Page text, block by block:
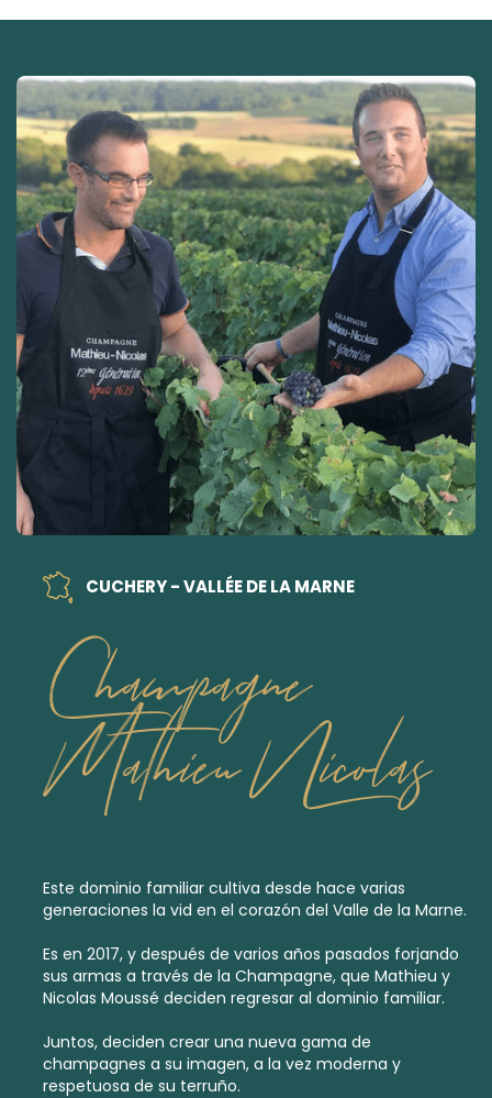
CUCHERY - VALLÉE DE LA MARNE
Champagne
Mathieu Nicolas
Este dominio familiar cultiva desde hace varias
generaciones la vid en el corazón del Valle de la Marne.
Es en 2017, y después de varios años pasados forjando
sus armas a través de la Champagne, que Mathieu y
Nicolas Moussé deciden regresar al dominio familiar.
Juntos, deciden crear una nueva gama de
champagnes a su imagen, a la vez moderna y
respetuosa de su terruño.